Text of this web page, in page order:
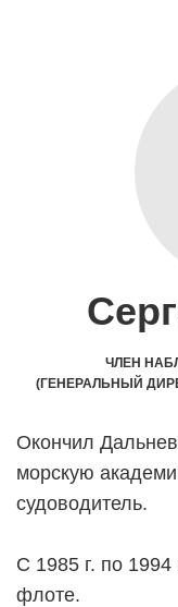
ЧЛЕН
(ГЕНЕРАЛЬНЫЙ
Окончил
морскую
судоводитель.
С 1985 г. по 1994
флоте.